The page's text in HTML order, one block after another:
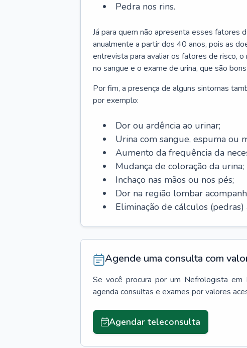
Pedra nos rins.
Já para quem não apresenta esses fatores
anualmente a partir dos 40 anos, pois as
entrevista para avaliar os fatores de risco,
no sangue e o exame de urina, que são
Por fim, a presença de alguns sintomas
por exemplo:
Dor ou ardência ao urinar;
Urina com sangue, espuma ou
Aumento da frequência da
Mudança de coloração da urina;
Inchaço nas mãos ou nos pés;
Dor na região lombar
Eliminação de cálculos (pedras)
Agende uma consulta com
Se você procura por um Nefrologista em
agenda consultas e exames por valores
Agendar teleconsulta